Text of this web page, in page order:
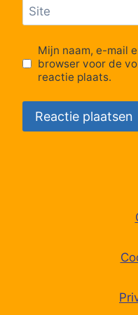
10:58
Site
Mijn naam, e-mail
browser voor de
reactie plaats.